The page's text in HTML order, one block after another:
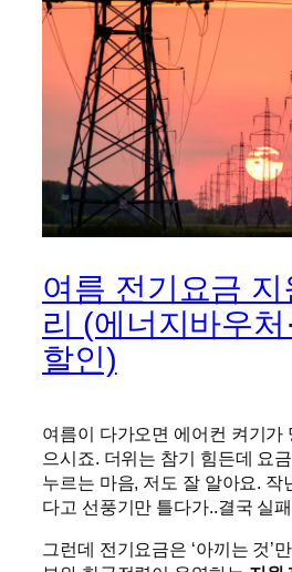
여름 전기요금
리 (에너지바우처
할인)
여름이 다가오면 에어컨 켜기가
으시죠. 더위는 참기 힘든데 요
누르는 마음, 저도 잘 알아요. 작
다고 선풍기만 틀다가..결국 실
그런데 전기요금은 ‘아끼는 것’